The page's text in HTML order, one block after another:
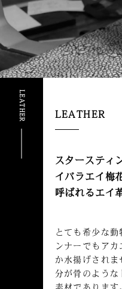
LEATHER
スタースティ
イバラエイ梅
呼ばれるエイ
とても希少な
ンナーでもア
か水揚げされ
分が骨のよう
LEATHER